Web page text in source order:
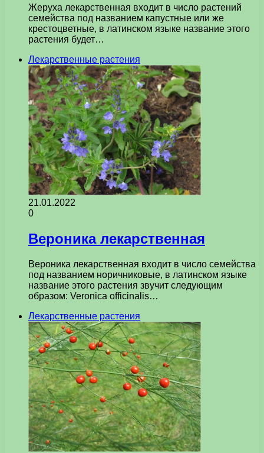
Жеруха лекарственная входит в число растений
семейства под названием капустные или же
крестоцветные, в латинском языке название этого
растения будет…
Лекарственные растения
21.01.2022
0
Вероника лекарственная
Вероника лекарственная входит в число семейства
под названием норичниковые, в латинском языке
название этого растения звучит следующим
образом: Veronica officinalis…
Лекарственные растения